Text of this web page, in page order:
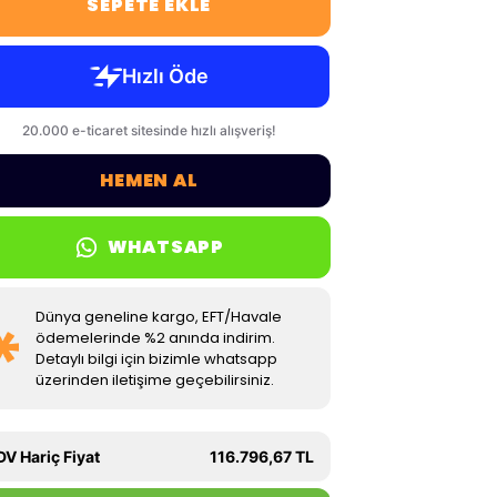
HEMEN AL
WHATSAPP
Dünya geneline kargo, EFT/Havale
ödemelerinde %2 anında indirim.
Detaylı bilgi için bizimle whatsapp
üzerinden iletişime geçebilirsiniz.
Hariç Fiyat 116.796,67 TL